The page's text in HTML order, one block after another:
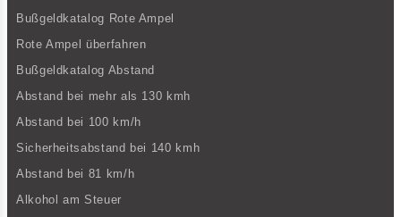
Bußgeldkatalog Rote Ampel
Rote Ampel überfahren
Bußgeldkatalog Abstand
Abstand bei mehr als 130 kmh
Abstand bei 100 km/h
Sicherheitsabstand bei 140 kmh
Abstand bei 81 km/h
Alkohol am Steuer